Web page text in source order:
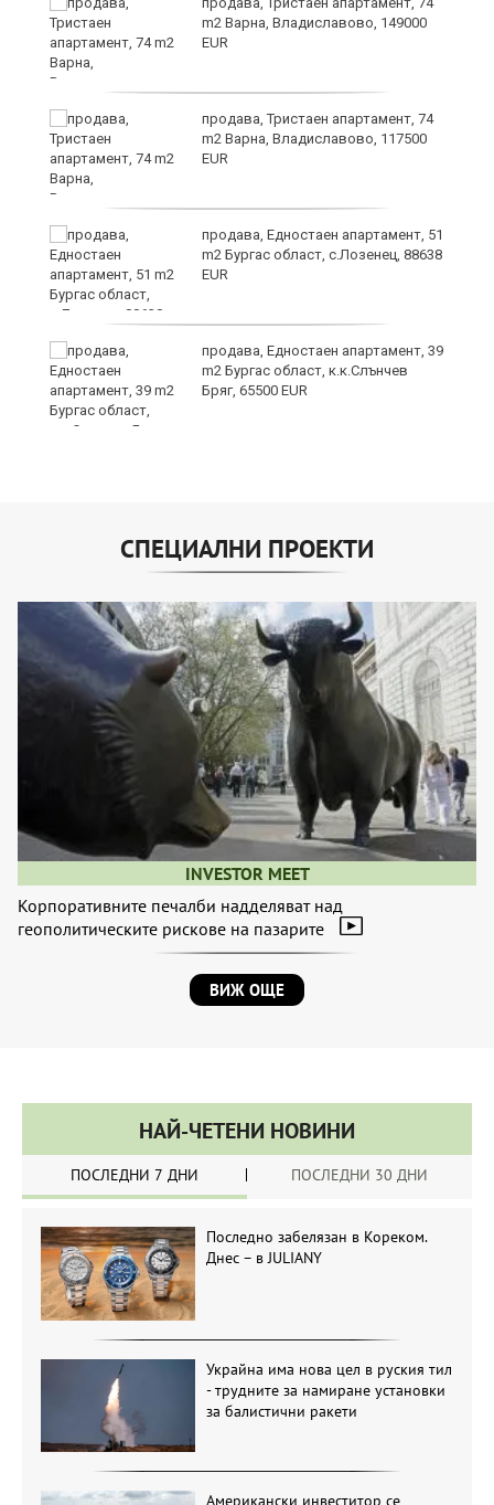
m2 Варна, Владиславово, 149000
EUR
продава, Тристаен апартамент, 74
m2 Варна, Владиславово, 117500
EUR
продава, Едностаен апартамент, 51
m2 Бургас област, с.Лозенец, 88638
EUR
продава, Едностаен апартамент, 39
m2 Бургас област, к.к.Слънчев
Бряг, 65500 EUR
СПЕЦИАЛНИ ПРОЕКТИ
INVESTOR MEET
Корпоративните печалби надделяват над
геополитическите рискове на пазарите
ВИЖ ОЩЕ
НАЙ-ЧЕТЕНИ НОВИНИ
ПОСЛЕДНИ 7 ДНИ ПОСЛЕДНИ 30 ДНИ
Последно забелязан в Кореком.
Днес – в JULIANY
Украйна има нова цел в руския тил
- трудните за намиране установки
за балистични ракети
Американски инвеститор се